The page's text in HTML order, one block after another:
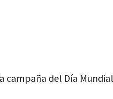
del Día